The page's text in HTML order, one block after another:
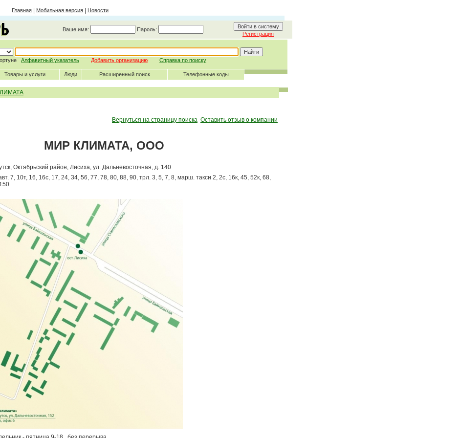
Главная Мобильная версия Новости
Ваше имя: Пароль:
Регистрация
Алфавитный указатель Добавить организацию Справка по поиску
Товары и услуги Люди Расширенный поиск Телефонные коды
Вернуться на страницу поиска Оставить отзыв о компании
МИР КЛИМАТА, ООО
Октябрьский район, Лисиха, ул. Дальневосточная, д. 140
7, 10т, 16, 16с, 17, 24, 34, 56, 77, 78, 80, 88, 90, трл. 3, 5, 7, 8, марш. такси 2, 2с, 16к, 45, 52к, 68,